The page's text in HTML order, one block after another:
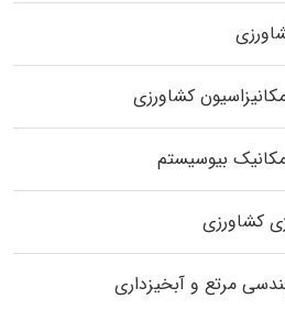
کشاورزی
بیوسیستم
کشاورزی
مرتع و آبخیزداری